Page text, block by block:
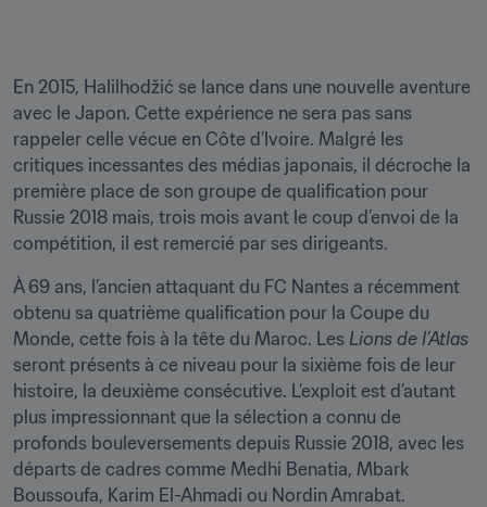
En 2015, Halilhodžić se lance dans une nouvelle aventure
avec le Japon. Cette expérience ne sera pas sans
rappeler celle vécue en Côte d’Ivoire. Malgré les
critiques incessantes des médias japonais, il décroche la
première place de son groupe de qualification pour
Russie 2018 mais, trois mois avant le coup d’envoi de la
compétition, il est remercié par ses dirigeants.
À 69 ans, l’ancien attaquant du FC Nantes a récemment
obtenu sa quatrième qualification pour la Coupe du
Monde, cette fois à la tête du Maroc. Les
seront présents à ce niveau pour la sixième fois de leur
histoire, la deuxième consécutive. L’exploit est d’autant
plus impressionnant que la sélection a connu de
profonds bouleversements depuis Russie 2018, avec les
départs de cadres comme Medhi Benatia, Mbark
Boussoufa, Karim El-Ahmadi ou Nordin Amrabat.